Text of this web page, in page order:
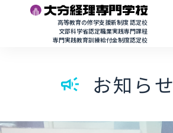
高等教育の修学支援新制度 認定校
文部科学省認定職業実践専門課程
専門実践教育訓練給付金制度認定校
campaign お知らせ